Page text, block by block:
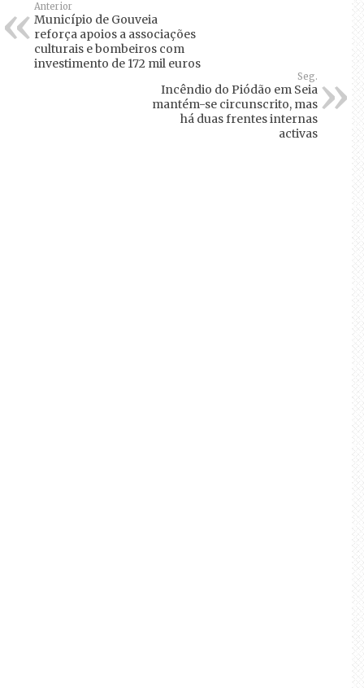
Anterior
Município de Gouveia
reforça apoios a associações
culturais e bombeiros com
investimento de 172 mil euros
Seg.
Incêndio do Piódão em Seia
mantém-se circunscrito, mas
há duas frentes internas
activas